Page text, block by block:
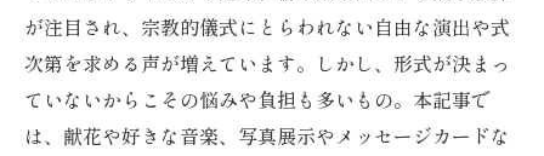
が注目され、宗教的儀式にとらわれない自由な演出や式
次第を求める声が増えています。しかし、形式が決まっ
ていないからこその悩みや負担も多いもの。本記事で
は、献花や好きな音楽、写真展示やメッセージカードな